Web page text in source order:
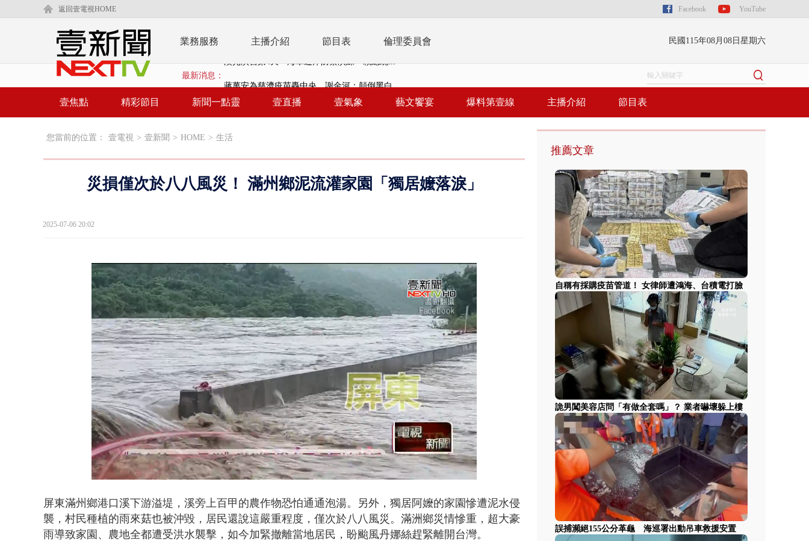
返回壹電視HOME Facebook YouTube
業務服務 主播介紹 節目表 倫理委員會 民國115年08月08日星期六
最新消息：
柯文哲腳傷復原神速 拄拐杖後竟能蹦蹦跳跳
又毒駕！ 男子撞車拒檢「油門一催」警察狂...
漢光演習第4天 海軍近岸防禦演練 賴總統...
壹焦點 精彩節目 新聞一點靈 壹直播 壹氣象 藝文饗宴 爆料第壹線 主播介紹 節目表
您當前的位置： 壹電視 > 壹新聞 > HOME > 生活
災損僅次於八八風災！ 滿州鄉泥流灌家園「獨居嬤落淚」
2025-07-06 20:02
Unmute Loaded
:
50.49%
屏東滿州鄉港口溪下游溢堤，溪旁上百甲的農作物恐怕通通泡湯。另外，獨居阿嬤的家園慘遭泥水侵
襲，村民種植的雨來菇也被沖毀，居民還說這嚴重程度，僅次於八八風災。滿洲鄉災情慘重，超大豪
雨導致家園、農地全都遭受洪水襲擊，如今加緊撤離當地居民，盼颱風丹娜絲趕緊離開台灣。
推薦文章
自稱有採購疫苗管道！ 女律師遭鴻海、台積電打臉
詭男闖美容店問「有做全套嗎」？ 業者嚇壞躲上樓
誤捕瀕絕155公分革龜 海巡署出動吊車救援安置